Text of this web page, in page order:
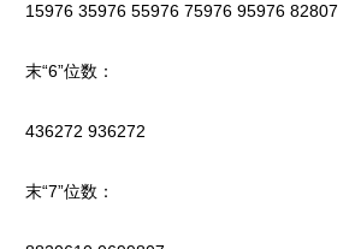
15976 35976 55976 75976 95976 82807
末“6”位数：
436272 936272
末“7”位数：